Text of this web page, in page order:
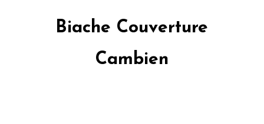
Biache Couverture
Cambien